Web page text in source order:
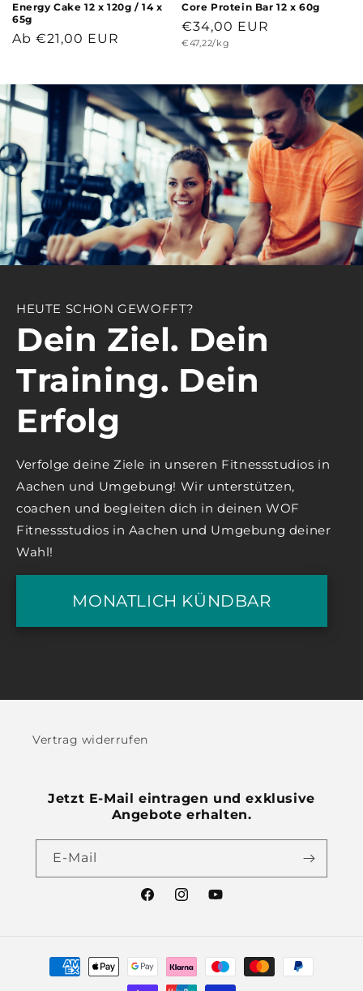
Energy Cake 12 x 120g / 14 x
65g
Normaler
Ab €21,00 EUR
Core Protein Bar 12 x 60g
Normaler
Preis
€34,00 EUR
Grundpreis
€47,22/kg
HEUTE SCHON GEWOFFT?
Dein Ziel. Dein
Training. Dein
Erfolg
Verfolge deine Ziele in unseren Fitnessstudios in
Aachen und Umgebung! Wir unterstützen,
coachen und begleiten dich in deinen WOF
Fitnessstudios in Aachen und Umgebung deiner
Wahl!
MONATLICH KÜNDBAR
Vertrag widerrufen
Jetzt E-Mail eintragen und exklusive
Angebote erhalten.
E-Mail
FacebookInstagramYouTube
Zahlungsmethoden